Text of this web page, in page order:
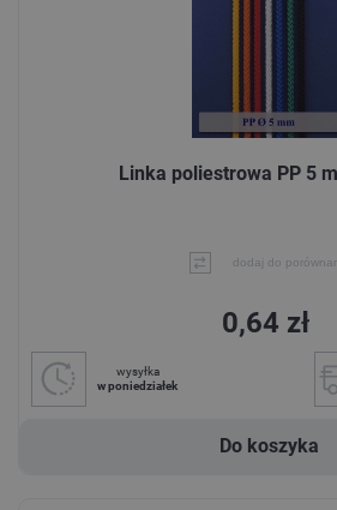
Linka poliestrowa PP 5
dodaj do
0,64 zł
wysyłka
w poniedziałek
Do koszyka